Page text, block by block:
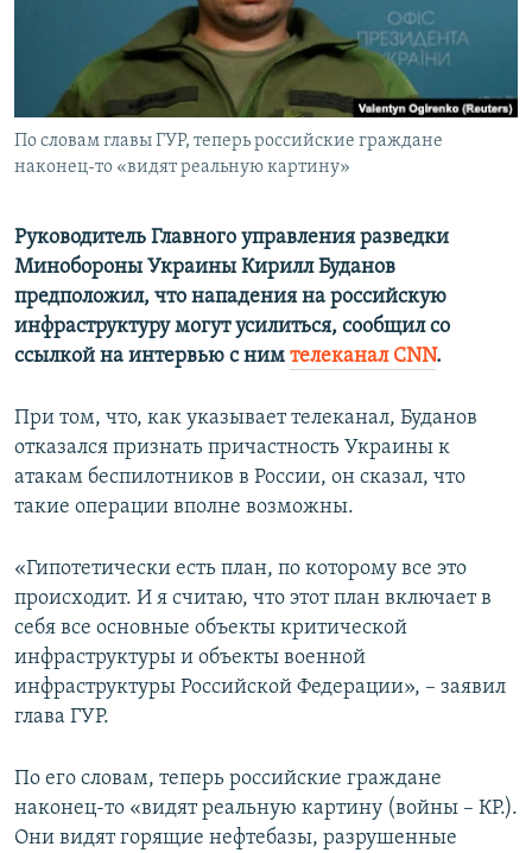
ПОБЕДИТЕЛЕЙ НЕ СУДЯТ?
КРЫМ.НЕПОКОРЕННЫЙ
ELIFBE
УКРАИНСКАЯ ПРОБЛЕМА КРЫМА
ПРИСОЕДИНЯЙТЕСЬ!
Все сайты RFE/RL
По словам главы ГУР, теперь российские граждане
наконец-то «видят реальную картину»
Руководитель Главного управления разведки
Минобороны Украины Кирилл Буданов
предположил, что нападения на российскую
инфраструктуру могут усилиться, сообщил со
ссылкой на интервью с ним телеканал CNN.
При том, что, как указывает телеканал, Буданов
отказался признать причастность Украины к
атакам беспилотников в России, он сказал, что
такие операции вполне возможны.
«Гипотетически есть план, по которому все это
происходит. И я считаю, что этот план включает в
себя все основные объекты критической
инфраструктуры и объекты военной
инфраструктуры Российской Федерации», – заявил
глава ГУР.
По его словам, теперь российские граждане
наконец-то «видят реальную картину (войны – КР.).
Они видят горящие нефтебазы, разрушенные